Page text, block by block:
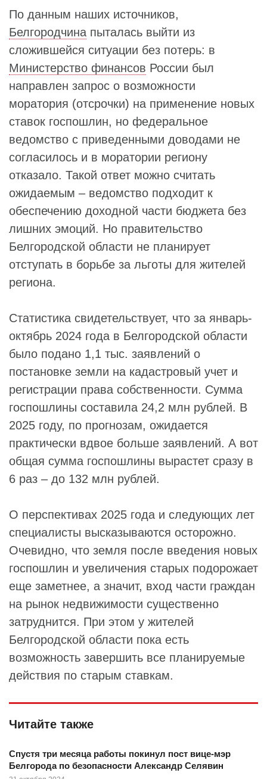
По данным наших источников,
Белгородчина пыталась выйти из
сложившейся ситуации без потерь: в
Министерство финансов России был
направлен запрос о возможности
моратория (отсрочки) на применение новых
ставок госпошлин, но федеральное
ведомство с приведенными доводами не
согласилось и в моратории региону
отказало. Такой ответ можно считать
ожидаемым – ведомство подходит к
обеспечению доходной части бюджета без
лишних эмоций. Но правительство
Белгородской области не планирует
отступать в борьбе за льготы для жителей
региона.
Статистика свидетельствует, что за январь-
октябрь 2024 года в Белгородской области
было подано 1,1 тыс. заявлений о
постановке земли на кадастровый учет и
регистрации права собственности. Сумма
госпошлины составила 24,2 млн рублей. В
2025 году, по прогнозам, ожидается
практически вдвое больше заявлений. А вот
общая сумма госпошлины вырастет сразу в
6 раз – до 132 млн рублей.
О перспективах 2025 года и следующих лет
специалисты высказываются осторожно.
Очевидно, что земля после введения новых
госпошлин и увеличения старых подорожает
еще заметнее, а значит, вход части граждан
на рынок недвижимости существенно
затруднится. При этом у жителей
Белгородской области пока есть
возможность завершить все планируемые
действия по старым ставкам.
Читайте также
Спустя три месяца работы покинул пост вице-мэр
Белгорода по безопасности Александр Селявин